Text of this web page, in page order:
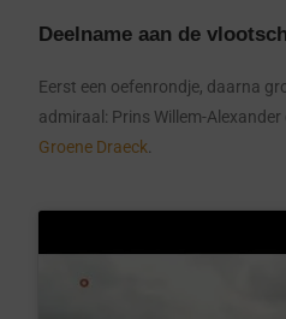
Deelname aan de
Eerst een oefenrondje, daarna
admiraal: Prins Willem-
Groene Draeck